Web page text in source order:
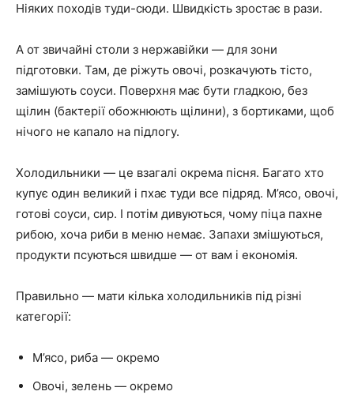
Ніяких походів туди-сюди. Швидкість зростає в рази.
А от звичайні столи з нержавійки — для зони
підготовки. Там, де ріжуть овочі, розкачують тісто,
замішують соуси. Поверхня має бути гладкою, без
щілин (бактерії обожнюють щілини), з бортиками, щоб
нічого не капало на підлогу.
Холодильники — це взагалі окрема пісня. Багато хто
купує один великий і пхає туди все підряд. М’ясо, овочі,
готові соуси, сир. І потім дивуються, чому піца пахне
рибою, хоча риби в меню немає. Запахи змішуються,
продукти псуються швидше — от вам і економія.
Правильно — мати кілька холодильників під різні
категорії:
М’ясо, риба — окремо
Овочі, зелень — окремо